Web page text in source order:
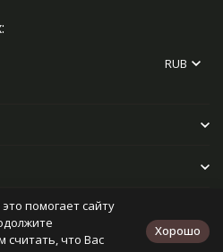
RUB
помогает сайту
считать, что Вас
Хорошо